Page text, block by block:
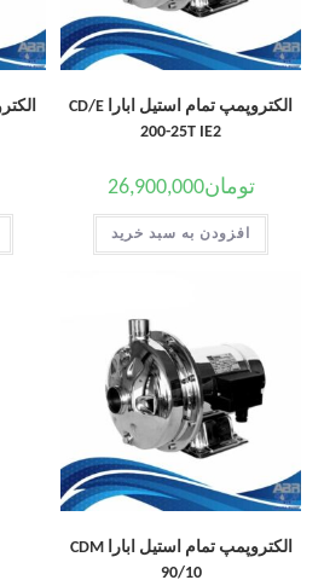
الکتروپمپ تمام استیل ابارا CD/E
200-25T IE2
تومان26,900,000
افزودن به سبد خرید
الکتروپمپ تمام استیل ابارا CDM
90/10